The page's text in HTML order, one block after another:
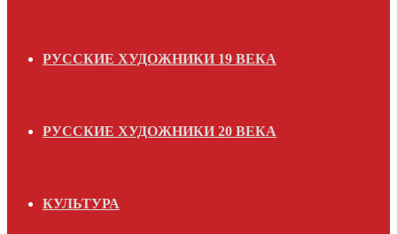
РУССКИЕ ХУДОЖНИКИ 19 ВЕКА
РУССКИЕ ХУДОЖНИКИ 20 ВЕКА
КУЛЬТУРА